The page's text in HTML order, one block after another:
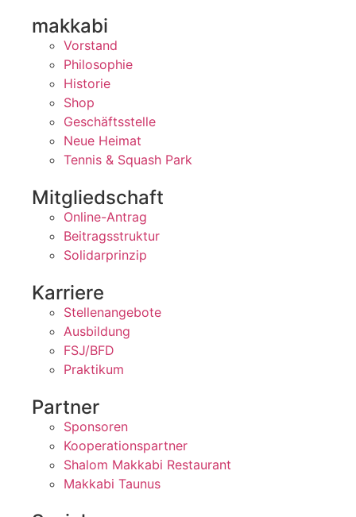
makkabi
Vorstand
Philosophie
Historie
Shop
Geschäftsstelle
Neue Heimat
Tennis & Squash Park
Mitgliedschaft
Online-Antrag
Beitragsstruktur
Solidarprinzip
Karriere
Stellenangebote
Ausbildung
FSJ/BFD
Praktikum
Partner
Sponsoren
Kooperationspartner
Shalom Makkabi Restaurant
Makkabi Taunus